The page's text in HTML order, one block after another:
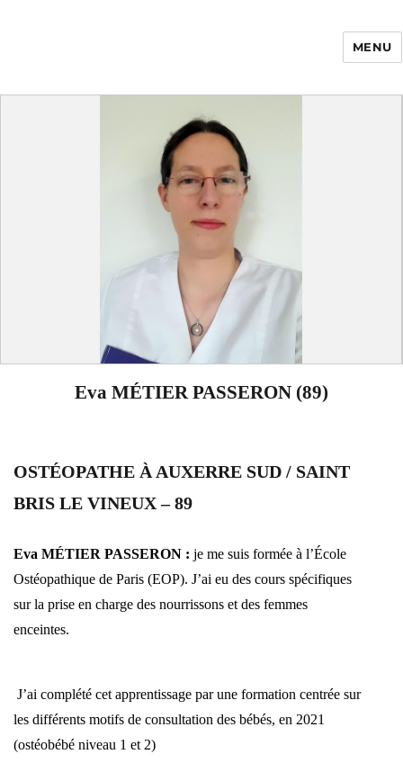
Enfance Made in
France
MENU
Eva MÉTIER PASSERON (89)
OSTÉOPATHE À AUXERRE SUD / SAINT
BRIS LE VINEUX – 89
Eva MÉTIER PASSERON : je me suis formée à l’École
Ostéopathique de Paris (EOP). J’ai eu des cours spécifiques
sur la prise en charge des nourrissons et des femmes
enceintes.
J’ai complété cet apprentissage par une formation centrée sur
les différents motifs de consultation des bébés, en 2021
(ostéobébé niveau 1 et 2)